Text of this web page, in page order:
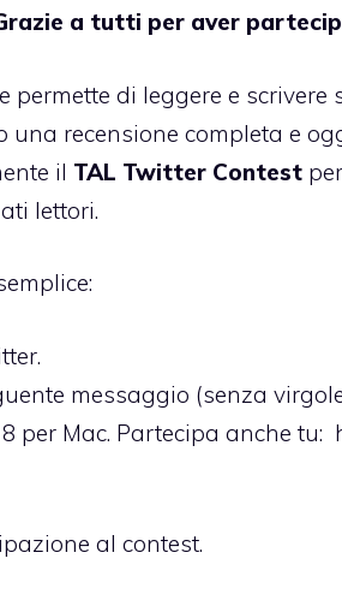
a tutti per aver
permette di leggere e scrivere
una recensione completa e
il TAL Twitter Contest
lettori.
messaggio (senza
per Mac. Partecipa anche tu:
al contest.